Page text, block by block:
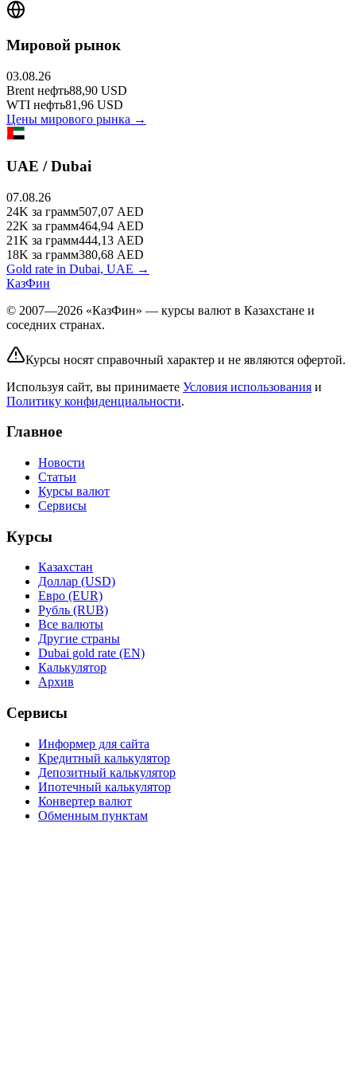
Мировой рынок
03.08.26
Brent нефть88,90 USD
WTI нефть81,96 USD
Цены мирового рынка →
UAE / Dubai
07.08.26
24K за грамм507,07 AED
22K за грамм464,94 AED
21K за грамм444,13 AED
18K за грамм380,68 AED
Gold rate in Dubai, UAE →
КазФин
© 2007—2026 «КазФин» — курсы валют в Казахстане и
соседних странах.
Курсы носят справочный характер и не являются офертой.
Используя сайт, вы принимаете Условия использования и
Политику конфиденциальности.
Главное
Новости
Статьи
Курсы валют
Сервисы
Курсы
Казахстан
Доллар (USD)
Евро (EUR)
Рубль (RUB)
Все валюты
Другие страны
Dubai gold rate (EN)
Калькулятор
Архив
Сервисы
Информер для сайта
Кредитный калькулятор
Депозитный калькулятор
Ипотечный калькулятор
Конвертер валют
Обменным пунктам